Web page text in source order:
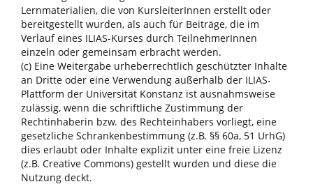
Lernmaterialien, die von KursleiterInnen erstellt oder
bereitgestellt wurden, als auch für Beiträge, die im
Verlauf eines ILIAS-Kurses durch TeilnehmerInnen
einzeln oder gemeinsam erbracht werden.
(c) Eine Weitergabe urheberrechtlich geschützter Inhalte
an Dritte oder eine Verwendung außerhalb der ILIAS-
Plattform der Universität Konstanz ist ausnahmsweise
zulässig, wenn die schriftliche Zustimmung der
Rechtinhaberin bzw. des Rechteinhabers vorliegt, eine
gesetzliche Schrankenbestimmung (z.B. §§ 60a, 51 UrhG)
dies erlaubt oder Inhalte explizit unter eine freie Lizenz
(z.B. Creative Commons) gestellt wurden und diese die
Nutzung deckt.